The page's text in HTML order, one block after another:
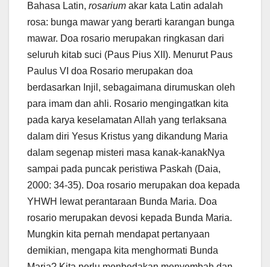
Bahasa Latin, rosarium akar kata Latin adalah
rosa: bunga mawar yang berarti karangan bunga
mawar. Doa rosario merupakan ringkasan dari
seluruh kitab suci (Paus Pius XII). Menurut Paus
Paulus VI doa Rosario merupakan doa
berdasarkan Injil, sebagaimana dirumuskan oleh
para imam dan ahli. Rosario mengingatkan kita
pada karya keselamatan Allah yang terlaksana
dalam diri Yesus Kristus yang dikandung Maria
dalam segenap misteri masa kanak-kanakNya
sampai pada puncak peristiwa Paskah (Daia,
2000: 34-35). Doa rosario merupakan doa kepada
YHWH lewat perantaraan Bunda Maria. Doa
rosario merupakan devosi kepada Bunda Maria.
Mungkin kita pernah mendapat pertanyaan
demikian, mengapa kita menghormati Bunda